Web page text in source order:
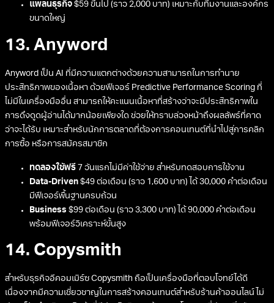
แพลนธุรกิจ $59 ขึ้นไป (ราว 2,000 บาท) เหมาะกับทีมงานและองค์กร
ขนาดใหญ่
13. Anyword
Anyword เป็น AI ที่มีความแตกต่างด้วยความสามารถในการทำนาย
ประสิทธิภาพของเนื้อหา ด้วยฟีเจอร์ Predictive Performance Scoring ที่
ไม่มีในเครื่องมืออื่น สามารถให้คะแนนเนื้อหาที่สร้างว่าจะมีประสิทธิภาพใน
การดึงดูดผู้อ่านได้มากน้อยเพียงใด ช่วยให้ทราบล่วงหน้าถึงผลลัพธ์ที่คาด
ว่าจะได้รับ เหมาะสำหรับนักการตลาดที่ต้องการคอนเทนต์ที่นำไปสู่การคลิก
การซื้อ หรือการสมัครสมาชิก
ทดลองใช้ฟรี 7 วันแรกไม่มีค่าใช้จ่าย สำหรับทดสอบการใช้งาน
Data-Driven $49 ต่อเดือน (ราว 1,600 บาท) ได้ 30,000 คำต่อเดือน
มีฟีเจอร์พื้นฐานครบถ้วน
Business $99 ต่อเดือน (ราว 3,300 บาท) ได้ 90,000 คำต่อเดือน
พร้อมฟีเจอร์วิเคราะห์ขั้นสูง
14. Copysmith
สำหรับธุรกิจอีคอมเมิร์ซ Copysmith ถือเป็นเครื่องมือที่ตอบโจทย์ได้ดี
เนื่องจากมีความเชี่ยวชาญในการสร้างคอนเทนต์สำหรับร้านค้าออนไลน์ ไม่